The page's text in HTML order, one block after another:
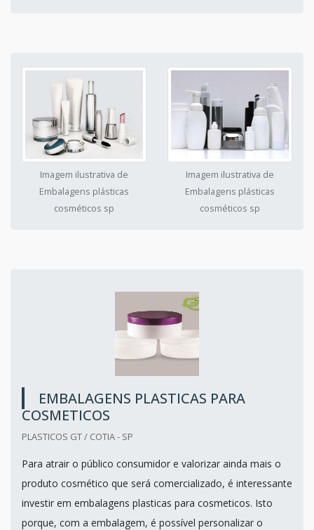
Imagem ilustrativa de
Embalagens plásticas
cosméticos sp
Imagem ilustrativa de
Embalagens plásticas
cosméticos sp
EMBALAGENS PLASTICAS PARA
COSMETICOS
PLASTICOS GT / COTIA - SP
Para atrair o público consumidor e valorizar ainda mais o
produto cosmético que será comercializado, é interessante
investir em embalagens plasticas para cosmeticos. Isto
porque, com a embalagem, é possível personalizar o